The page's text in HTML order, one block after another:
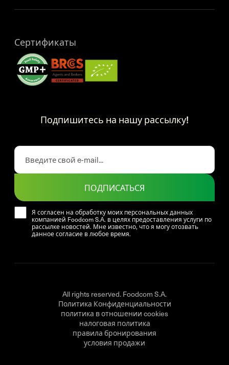
Сертификаты
Подпишитесь на нашу рассылку!
Я согласен на обработку моих персональных данных
компанией Foodcom S.A. в целях предоставления услуги по
рассылке новостей. Мне известно, что я могу отозвать
данное согласие в любое время.
ПОДПИСАТЬСЯ
All rights reserved. Foodcom S.A.
Политика Конфиденциальности
политика в отношении cookies
налоговая политика
правила бронирования
условия продажи